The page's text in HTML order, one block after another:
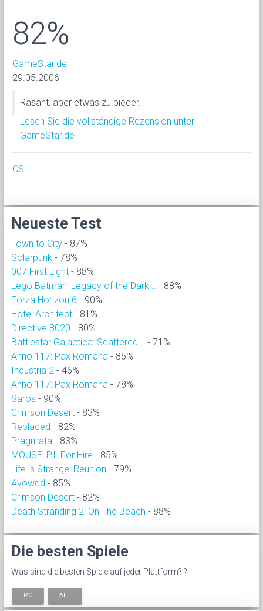
82%
GameStar.de
29.05.2006
Rasant, aber etwas zu bieder.
Lesen Sie die vollständige Rezension unter
GameStar.de
CS
Neueste Test
Town to City - 87%
Solarpunk - 78%
007 First Light - 88%
Lego Batman: Legacy of the Dark...
- 88%
Forza Horizon 6 - 90%
Hotel Architect - 81%
Directive 8020 - 80%
Battlestar Galactica: Scattered...
- 71%
Anno 117: Pax Romana - 86%
Industria 2 - 46%
Anno 117: Pax Romana - 78%
Saros - 90%
Crimson Desert - 83%
Replaced - 82%
Pragmata - 83%
MOUSE: P.I. For Hire - 85%
Life is Strange: Reunion - 79%
Avowed - 85%
Crimson Desert - 82%
Death Stranding 2: On The Beach - 88%
Die besten Spiele
Was sind die besten Spiele auf jeder Plattform? ?
PC ALL